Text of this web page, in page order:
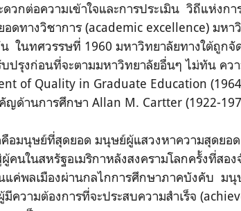
ดวกต่อความเข้าใจและการประเมิน วิถีแห่งก
ดทางวิชาการ (academic excellence) มหา
ในทศวรรษที่ 1960 มหาวิทยาลัยทางใต้ถูกจั
บปรุงก่อนที่จะตามมหาวิทยาลัยอื่นๆ ไม่ทัน คว
of Quality in Graduate Education
ด้านการศึกษา Allan M. Cartter (1922-
อมนุษย์ที่สุดยอด มนุษย์ผู้แสวงหาความสุดยอ
นในสหรัฐอเมริกาหลังสงครามโลกครั้งที่สอง
ค่พลเมืองผ่านกลไกการศึกษาภาคบังคับ มนุ
ความต้องการที่จะประสบความสำเร็จ